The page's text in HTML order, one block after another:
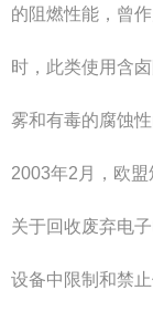
的阻燃性能，曾
时，此类使用含
雾和有毒的腐蚀
2003年2月，欧
关于回收废弃电
设备中限制和禁